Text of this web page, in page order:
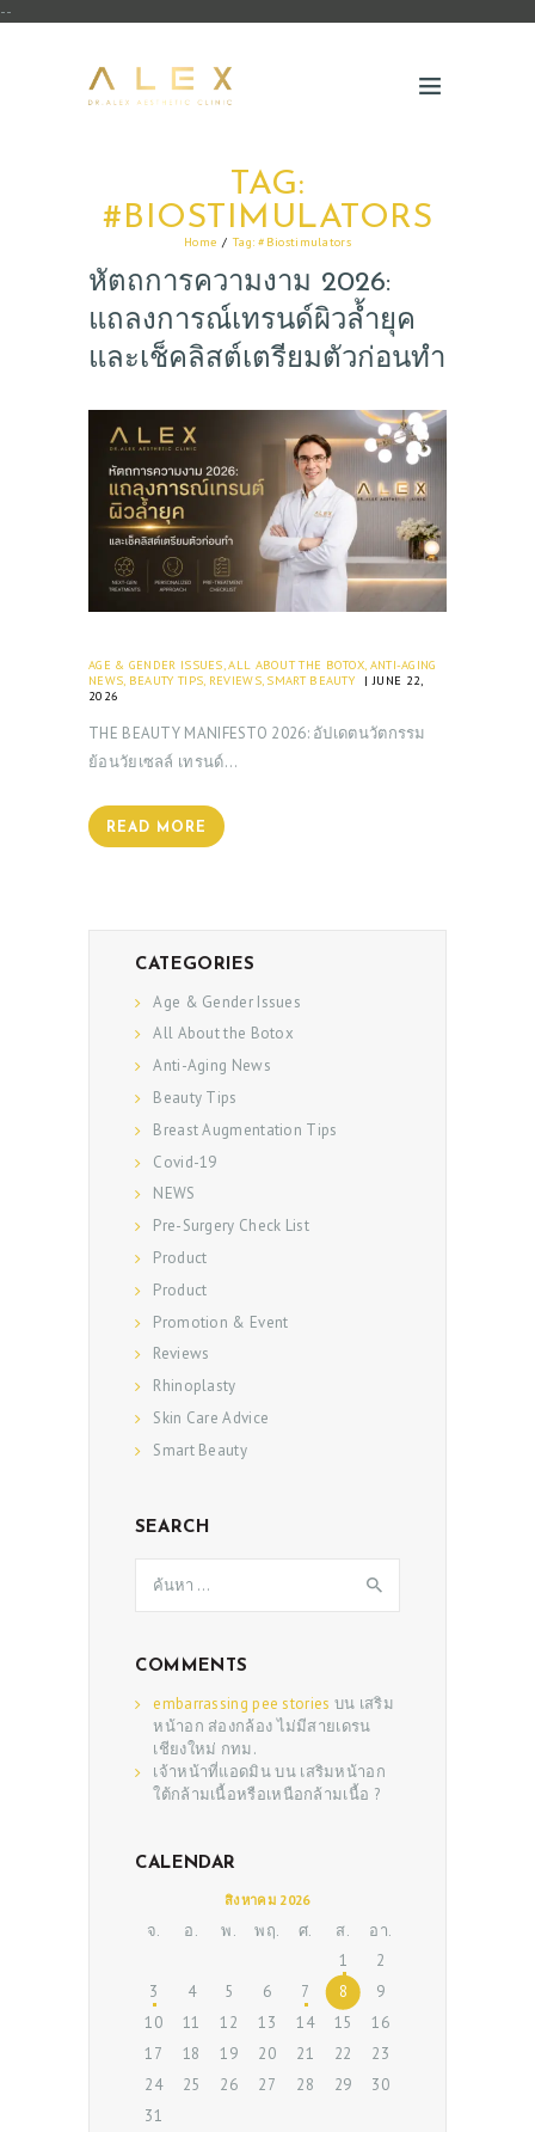
--
TAG:
#BIOSTIMULATORS
Home Tag: #Biostimulators
PATIENT REVIEWS
PRE & POST CAUTIONS
หัตถการความงาม 2026:
แถลงการณ์เทรนด์ผิวล้ำยุค
และเช็คลิสต์เตรียมตัวก่อนทำ
AGE & GENDER ISSUES ,ALL ABOUT THE BOTOX ANTI-AGING
NEWS BEAUTY TIPS REVIEWS, SMART BEAUTY
JUNE 22,
2026
THE BEAUTY MANIFESTO 2026: อัปเดตนวัตกรรม
ย้อนวัยเซลล์ เทรนด์…
READ MORE
CATEGORIES
Age & Gender Issues
All About the Botox
Anti-Aging News
Beauty Tips
Breast Augmentation Tips
Covid-19
NEWS
Pre-Surgery Check List
Product
Product
Promotion & Event
Reviews
Rhinoplasty
Skin Care Advice
Smart Beauty
SEARCH
สำหรับ:
COMMENTS
embarrassing pee stories บน เสริม
หน้าอก ส่องกล้อง ไม่มีสายเดรน
เชียงใหม่ กทม.
เจ้าหน้าที่แอดมินบน เสริมหน้าอก
ใต้กล้ามเนื้อหรือเหนือกล้ามเนื้อ ?
CALENDAR
สิงหาคม 2026
จ. อ. พ. พฤ. ศ. ส. อา.
1
2
3
4 5 6 7 8
9
10
11 12 13 14 15
16
17
18 19 20 21 22
23
24
25 26 27 28 29
30
31